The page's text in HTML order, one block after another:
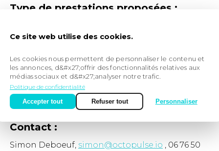
Type de prestations proposées :
Référencement payant : Campagne Adwords
Cible de clients :
Startup
TPE, PME
Agence
Contact :
Simon Deboeuf, simon@octopulse.io , 06 76 50
Ce site web utilise des cookies.
Les cookies nous permettent de personnaliser le contenu et
les annonces, d&#x27;offrir des fonctionnalités relatives aux
médias sociaux et d&#x27;analyser notre trafic.
Politique de confidentialité
Accepter tout
Refuser tout Personnaliser